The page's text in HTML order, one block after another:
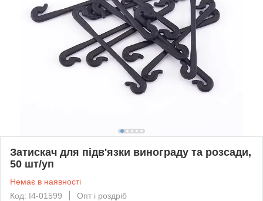
Затискач для підв'язки винограду та розсади,
50 шт/уп
Немає в наявності
Код: I4-01599
Опт і роздріб